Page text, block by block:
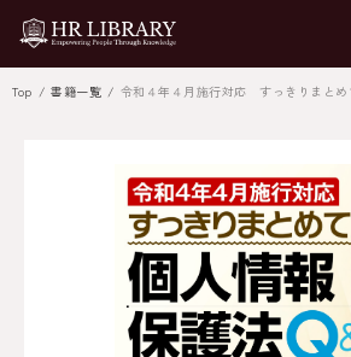
Top 書籍一覧 令和４年４月施行対応 すっきりまと